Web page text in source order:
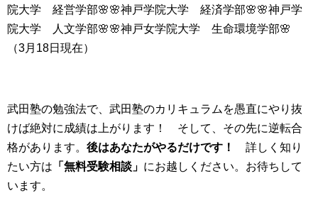
院大学 経営学部🌸🌸神戸学院大学 経済学部🌸🌸神戸学
院大学 人文学部🌸🌸神戸女学院大学 生命環境学部🌸
（3月18日現在）
武田塾の勉強法で、武田塾のカリキュラムを愚直にやり抜
けば絶対に成績は上がります！ そして、その先に逆転合
格があります。 後はあなたがやるだけです！
詳しく知り
たい方は 「無料受験相談」 にお越しください。お待ちして
います。